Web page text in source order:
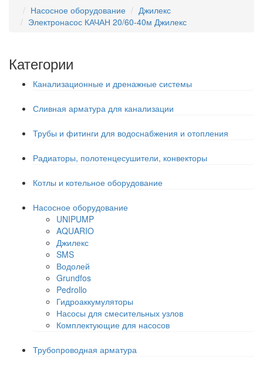
Насосное оборудование
Джилекс
Электронасос КАЧАН 20/60-40м Джилекс
Категории
Канализационные и дренажные системы
Сливная арматура для канализации
Трубы и фитинги для водоснабжения и отопления
Радиаторы, полотенцесушители, конвекторы
Котлы и котельное оборудование
Насосное оборудование
UNIPUMP
AQUARIO
Джилекс
SMS
Водолей
Grundfos
Pedrollo
Гидроаккумуляторы
Насосы для смесительных узлов
Комплектующие для насосов
Трубопроводная арматура